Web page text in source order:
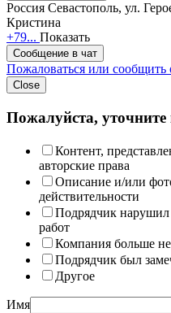
Россия Севастополь, ул.
Кристина
+79... Показать
Сообщение в чат
Пожаловаться или сообщить
Close
Пожалуйста,
Контент,
авторские права
Описание и/или
действительности
Подрядчик нарушил
работ
Компания больше не
Подрядчик был
Другое
Имя